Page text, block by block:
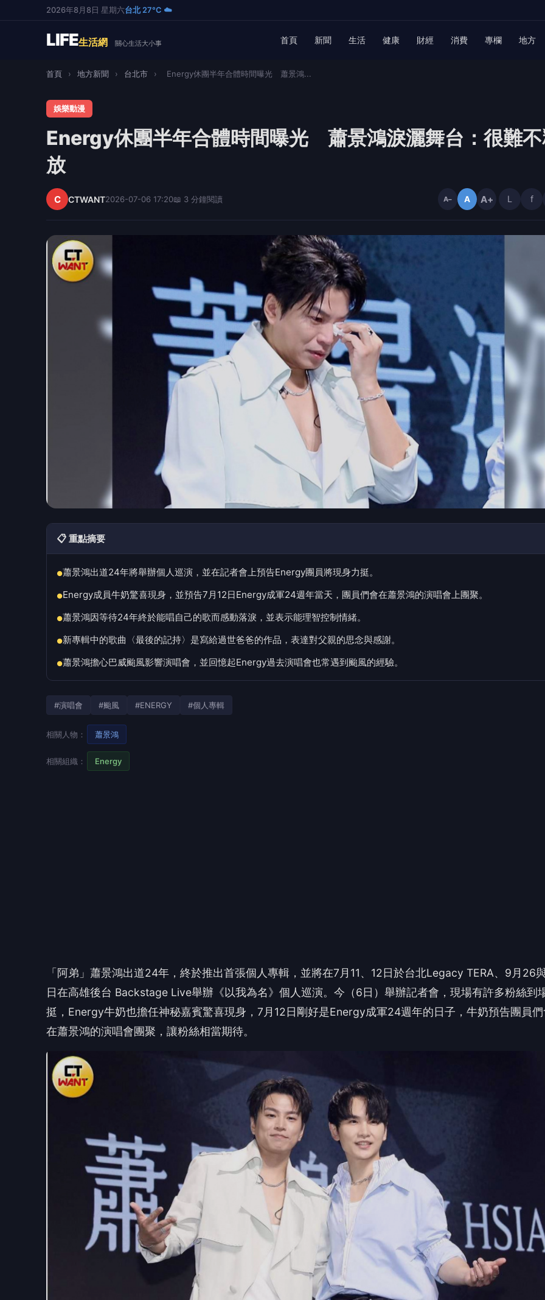
2026年8月8日 星期六台北 27°C ☁️
LIFE生活網 關心生活大小事 首頁 新聞 生活 健康 財經 消費 專欄 地方
首頁 › 地方新聞 › 台北市 › Energy休團半年合體時間曝光 蕭景鴻...
娛樂動漫
Energy休團半年合體時間曝光 蕭景鴻淚灑舞台：很難
放
C CTWANT2026-07-06 17:20📖 3 分鐘閱讀 A− A A+ L f
📋 重點摘要
●蕭景鴻出道24年將舉辦個人巡演，並在記者會上預告Energy團員將現身力挺。
●Energy成員牛奶驚喜現身，並預告7月12日Energy成軍24週年當天，團員們會在蕭景鴻的演唱會上團聚。
●蕭景鴻因等待24年終於能唱自己的歌而感動落淚，並表示能理智控制情緒。
●新專輯中的歌曲〈最後的記持〉是寫給過世爸爸的作品，表達對父親的思念與感謝。
●蕭景鴻擔心巴威颱風影響演唱會，並回憶起Energy過去演唱會也常遇到颱風的經驗。
#演唱會 #颱風 #ENERGY #個人專輯
相關人物： 蕭景鴻
相關組織： Energy
蕭景鴻舉辦演唱會記者會，嘉賓牛奶預告Energy會全員到齊。（圖／侯世駿攝）
談到Energy會在7月12日合體，蕭景鴻表示其實還沒有很確定，不過團員們的確都說會到場，雖然並非
賓的形式邀請他們，但他仍會準備好4隻麥克風，隨時歡迎兄弟們上台同樂。雖然歷經風風雨雨，
感情還是相當好，書偉的雙胞胎女兒出生時，蕭景鴻就去看過寶寶，而他錄音時，坤達跟牛奶也有來探
🤔 讀到一半，先表個態？